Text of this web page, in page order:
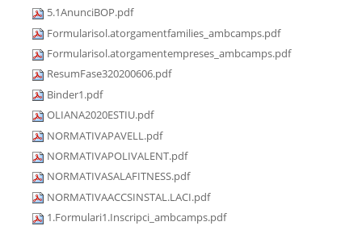
5.1AnunciBOP.pdf
Formularisol.atorgamentfamilies_ambcamps.pdf
Formularisol.atorgamentempreses_ambcamps.pdf
ResumFase320200606.pdf
Binder1.pdf
OLIANA2020ESTIU.pdf
NORMATIVAPAVELL.pdf
NORMATIVAPOLIVALENT.pdf
NORMATIVASALAFITNESS.pdf
NORMATIVAACCSINSTAL.LACI.pdf
1.Formulari1.Inscripci_ambcamps.pdf